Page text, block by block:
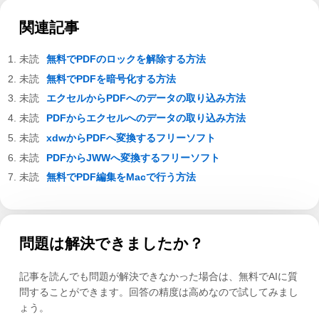
関連記事
無料でPDFのロックを解除する方法
無料でPDFを暗号化する方法
エクセルからPDFへのデータの取り込み方法
PDFからエクセルへのデータの取り込み方法
xdwからPDFへ変換するフリーソフト
PDFからJWWへ変換するフリーソフト
無料でPDF編集をMacで行う方法
問題は解決できましたか？
記事を読んでも問題が解決できなかった場合は、無料でAIに質
問することができます。回答の精度は高めなので試してみまし
ょう。